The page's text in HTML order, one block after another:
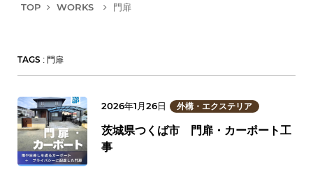
TOP WORKS 門扉
TAGS : 門扉
2026年1月26日 外構・エクステリア
茨城県つくば市 門扉・カーポート工
事